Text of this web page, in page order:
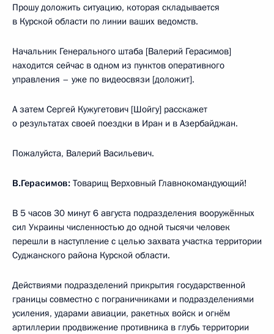
Прошу доложить ситуацию, которая складывается
в Курской области по линии ваших ведомств.
Начальник Генерального штаба [Валерий Герасимов]
находится сейчас в одном из пунктов оперативного
управления – уже по видеосвязи [доложит].
А затем Сергей Кужугетович [Шойгу] расскажет
о результатах своей поездки в Иран и в Азербайджан.
Пожалуйста, Валерий Васильевич.
В.Герасимов: Товарищ Верховный Главнокомандующий!
В 5 часов 30 минут 6 августа подразделения вооружённых
сил Украины численностью до одной тысячи человек
перешли в наступление с целью захвата участка территории
Суджанского района Курской области.
Действиями подразделений прикрытия государственной
границы совместно с пограничниками и подразделениями
усиления, ударами авиации, ракетных войск и огнём
артиллерии продвижение противника в глубь территории